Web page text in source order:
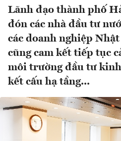
Lãnh đạo thành phố
đón các nhà đầu tư
các doanh nghiệp
cũng cam kết tiếp tục
môi trường đầu tư
kết cấu hạ tầng...